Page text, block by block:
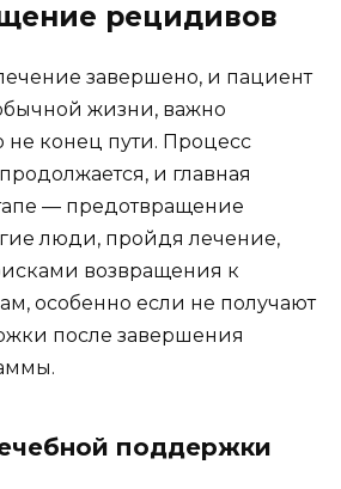
рецидивов
завершено, и пациент
жизни, важно
не конец пути. Процесс
и главная
— предотвращение
люди, пройдя лечение,
возвращения к
особенно если не получают
после завершения
поддержки